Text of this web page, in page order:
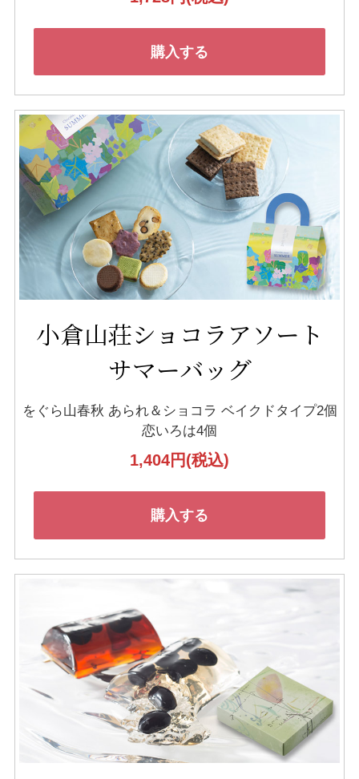
購入する
小倉山荘ショコラアソート
サマーバッグ
をぐら山春秋 あられ＆ショコラ ベイクドタイプ2個
恋いろは4個
1,404円(税込)
購入する